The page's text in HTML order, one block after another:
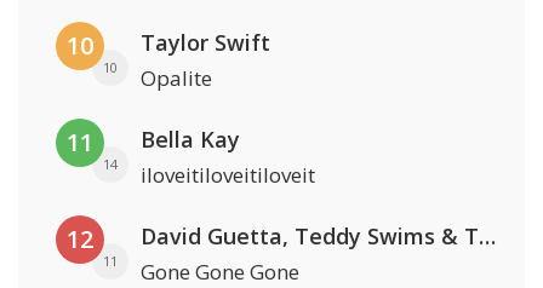
10
10
Taylor Swift
Opalite
11
14
Bella Kay
iloveitiloveitiloveit
12
11
David Guetta, Teddy Swims & Tones And I
Gone Gone Gone